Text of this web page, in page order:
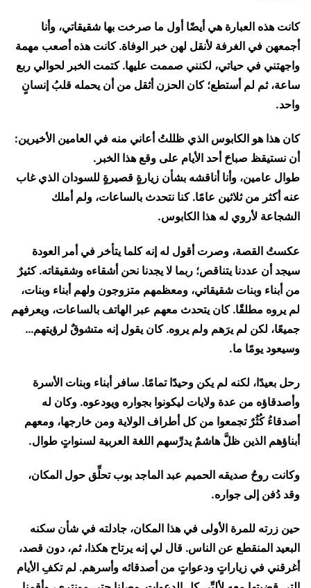
كانت هذه العبارة هي أيضًا أول ما صرخت بها شقيقاتي، وأنا
أجمعهن في الغرفة لأنقل لهن خبر الوفاة. كانت هذه أصعب مهمة
واجهتني في حياتي، لكنني صممت عليها. كتمت الخبر لحوالي ربع
ساعة، ثم لم أستطع؛ كان الحزن أثقل من أن يحمله قلبُ إنسانٍ
واحد.
كان هذا هو الكابوس الذي ظللتُ أعاني منه في العامين الأخيرين:
أن نستيقظ صباحَ أحد الأيام على وقع هذا الخبر.
طوال عامين، وأنا أناقشه بشأن زيارةٍ قصيرةٍ للسودان الذي غاب
عنه أكثر من ثلاثين عامًا. كنا نتحدث بالساعات، ولم أملك
الشجاعة لأروي له هذا الكابوس.
عكستُ القصة، وصرت أقول له إنه كلما يتأخر في أمر العودة
سيجد أن عددنا يتناقص؛ ربما لا يجدنا نحن أشقاءه وشقيقاته. كثيرٌ
من أبناء وبنات شقيقاتي، ومعظمهم متزوجون ولهم أبناء وبنات،
لم يروه مطلقًا. كان يتحدث معهم عبر الهاتف بالساعات، ويعرفهم
جميعًا، لكن لم يرَهم ولم يروه. كان يقول إنه متشوقٌ لرؤيتهم…
وسيعود يومًا ما.
رحل بعيدًا، لكنه لم يكن وحيدًا تمامًا. سافر أبناء وبنات الأسرة
وأصدقاؤه من عدة ولايات ليكونوا بجواره ويودعوه. وكان له
أصدقاءُ كُثُرٌ تجمعوا من كل أطراف الولاية ومن خارجها، ومعهم
أبناؤهم الذين ظلَّ هاشمٌ يدرِّسهم اللغة العربية لسنواتٍ طوال.
وكانت روحُ صديقه الحميم عبد الماجد بوب تحلِّق حول المكان،
وقد دُفن إلى جواره.
حين زرته للمرة الأولى في هذا المكان، جادلته في شأن سكنه
البعيد المنقطع عن الناس. قال لي إنه يرتاح هكذا، ثم، دون قصد،
أغرقني في زياراتٍ ودعواتٍ من أصدقائه وأسرهم. لم تكفِ الأيام